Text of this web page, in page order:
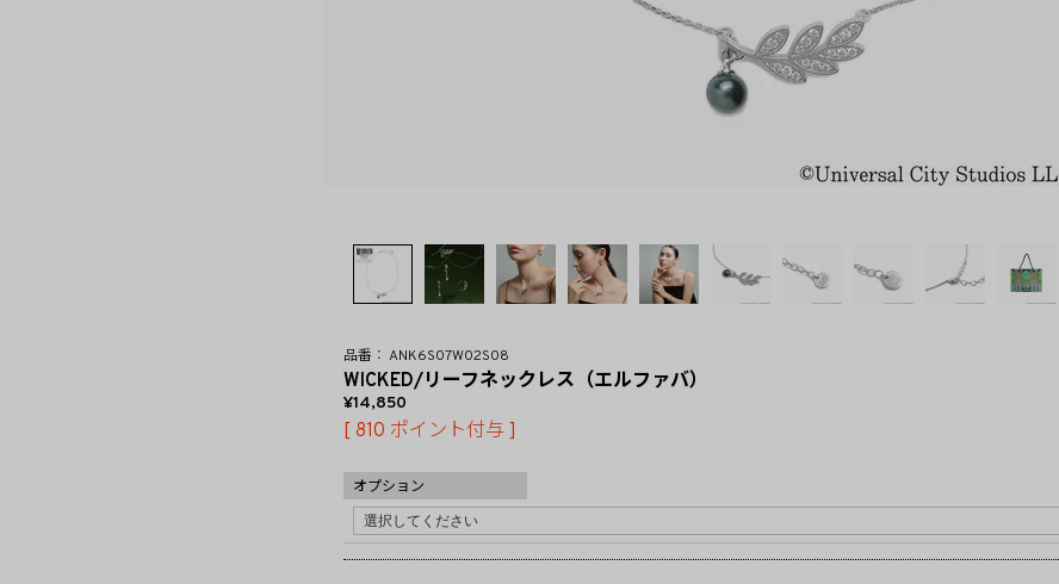
ANK6S07W02S08
WICKED/リーフネックレス（エルファバ）
14,850
[ 810 ポイント付与 ]
オプション